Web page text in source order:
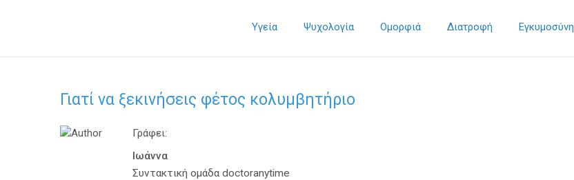
Υγεία Ψυχολογία Ομορφιά Διατροφή Εγκυμοσύνη
Γιατί να ξεκινήσεις φέτος κολυμβητήριο
Γράφει:
Ιωάννα
Συντακτική ομάδα doctoranytime